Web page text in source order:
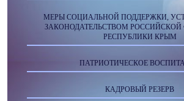
МЕРЫ СОЦИАЛЬНОЙ ПОДДЕРЖКИ,
ЗАКОНОДАТЕЛЬСТВОМ РОССИЙСКОЙ
РЕСПУБЛИКИ КРЫМ
ПАТРИОТИЧЕСКОЕ
КАДРОВЫЙ РЕЗЕРВ